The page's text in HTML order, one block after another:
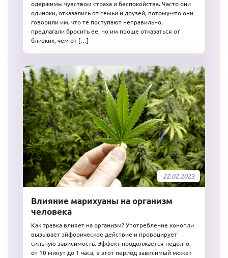
одержимы чувством страха и беспокойства. Часто они
одиноки, отказались от семьи и друзей, потому-что они
говорили им, что те поступают неправильно,
предлагали бросить ее, но им проще отказаться от
близких, чем от […]
22.02.2023
Влияние марихуаны на организм
человека
Как травка влияет на организм? Употребление конопли
вызывает эйфорическое действие и провоцирует
сильную зависимость. Эффект продолжается недолго,
от 10 минут до 1 часа, в этот период зависимый может